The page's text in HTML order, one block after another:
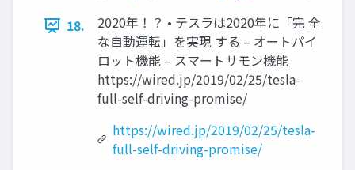
18.
2020年！？ • テスラは2020年に「完 全
な自動運転」を実現 する – オートパイ
ロット機能 – スマートサモン機能
https://wired.jp/2019/02/25/tesla-
full-self-driving-promise/
https://wired.jp/2019/02/25/tesla-
full-self-driving-promise/